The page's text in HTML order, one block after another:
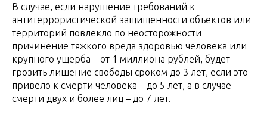
В случае, если нарушение требований к
антитеррористической защищенности объектов или
территорий повлекло по неосторожности
причинение тяжкого вреда здоровью человека или
крупного ущерба – от 1 миллиона рублей, будет
грозить лишение свободы сроком до 3 лет, если это
привело к смерти человека – до 5 лет, а в случае
смерти двух и более лиц – до 7 лет.